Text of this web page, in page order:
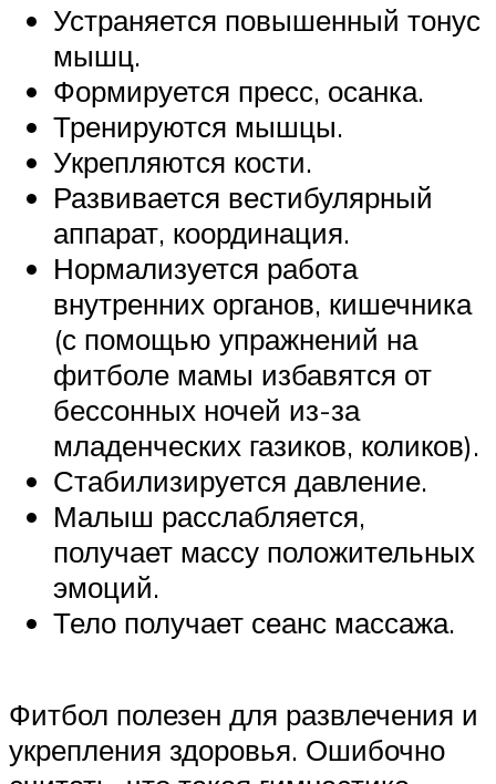
Устраняется повышенный тонус
мышц.
Формируется пресс, осанка.
Тренируются мышцы.
Укрепляются кости.
Развивается вестибулярный
аппарат, координация.
Нормализуется работа
внутренних органов, кишечника
(с помощью упражнений на
фитболе мамы избавятся от
бессонных ночей из-за
младенческих газиков, коликов).
Стабилизируется давление.
Малыш расслабляется,
получает массу положительных
эмоций.
Тело получает сеанс массажа.
Фитбол полезен для развлечения и
укрепления здоровья. Ошибочно